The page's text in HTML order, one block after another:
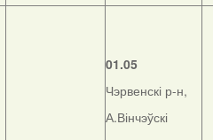
01.05
Чэрвенскі р-н,
А.Вінчэўскі